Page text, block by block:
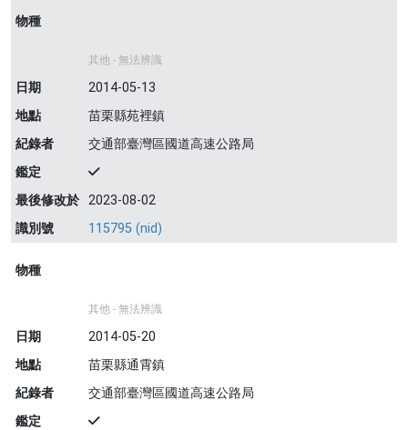
物種
其他 - 無法辨識
日期
2014-05-13
地點
苗栗縣苑裡鎮
紀錄者
交通部臺灣區國道高速公路局
鑑定
最後修改於 2023-08-02
識別號
115795 (nid)
物種
其他 - 無法辨識
日期
2014-05-20
地點
苗栗縣通霄鎮
紀錄者
交通部臺灣區國道高速公路局
鑑定